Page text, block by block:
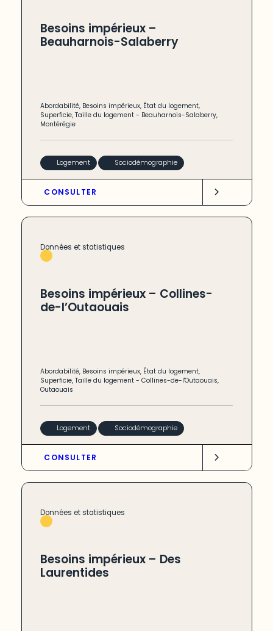
Besoins impérieux –
Beauharnois-Salaberry
Abordabilité, Besoins impérieux, État du logement,
Superficie,Taille du logement - Beauharnois-Salaberry,
Montérégie
Logement Sociodémographie
CONSULTER
Données et statistiques
Besoins impérieux – Collines-
de-l’Outaouais
Abordabilité, Besoins impérieux, État du logement,
Superficie,Taille du logement -Collines-de-l'Outaouais,
Outaouais
Logement Sociodémographie
CONSULTER
Données et statistiques
Besoins impérieux – Des
Laurentides